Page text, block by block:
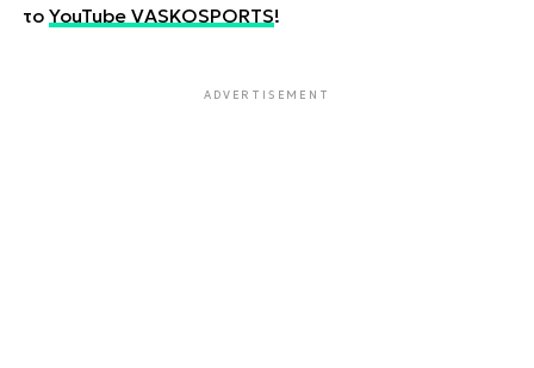
το YouTube VASKOSPORTS!
ADVERTISEMENT